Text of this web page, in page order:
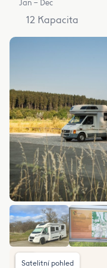
Jan – Dec
12 Kapacita
Satelitní pohled